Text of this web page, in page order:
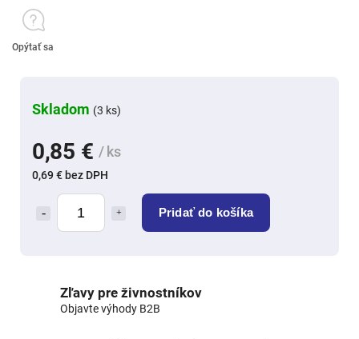
0,85 € / ks
0,69 € bez DPH
Pridať do košíka
Skladom (3 ks)
Opýtať sa
Zľavy pre živnostníkov
Objavte výhody B2B